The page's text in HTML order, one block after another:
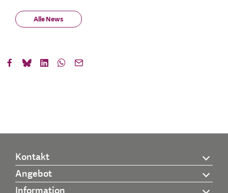
Alle News
Kontakt
Angebot